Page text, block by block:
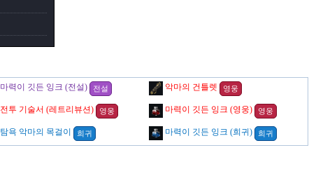
마력이 깃든 잉크 (전설) 전설 악마의 건틀렛 영웅
전투 기술서 (레트리뷰션) 영웅 마력이 깃든 잉크 (영웅) 영웅
탐욕 악마의 목걸이 희귀 마력이 깃든 잉크 (희귀) 희귀